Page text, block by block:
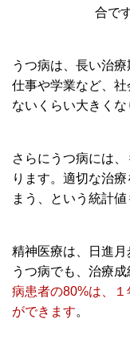
合で
うつ病は、長い治
仕事や学業など、
ないくらい大きくな
さらにうつ病には
ります。適切な治療
まう
、という統計値
精神医療は、日進
うつ病でも、治療
病患者の80%は、
ができます。